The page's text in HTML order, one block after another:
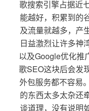
歌搜索引擎占据近
能越好，积累到的
及流量就越多，产
日益激烈让许多神
以及Google优化推
歌SEO这块后会发
外包服务都不容易
的东西太多太杂还
谈道理，没有说明